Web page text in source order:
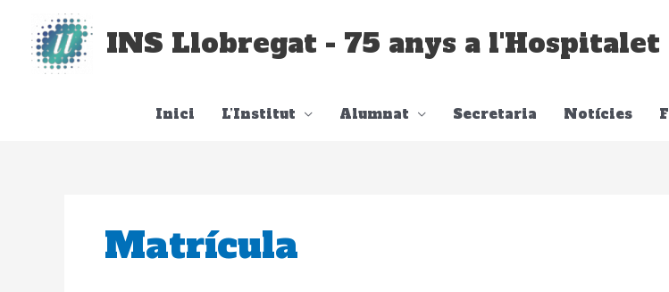
contingut
INS Llobregat - 75 anys a
Inici L’Institut Alumnat Secretaria Notícies
Matrícula